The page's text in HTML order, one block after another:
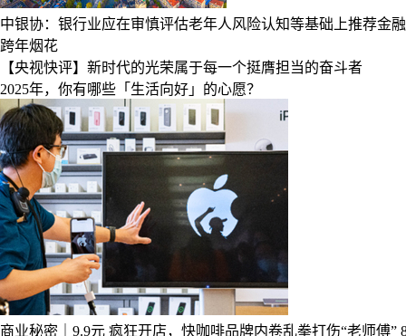
中银协：银行业应在审慎评估老年人风险认知等基础上推荐金
跨年烟花
【央视快评】新时代的光荣属于每一个挺膺担当的奋斗者
2025年，你有哪些「生活向好」的心愿？
商业秘密｜9.9元 疯狂开店，快咖啡品牌内卷乱拳打伤“老师傅”